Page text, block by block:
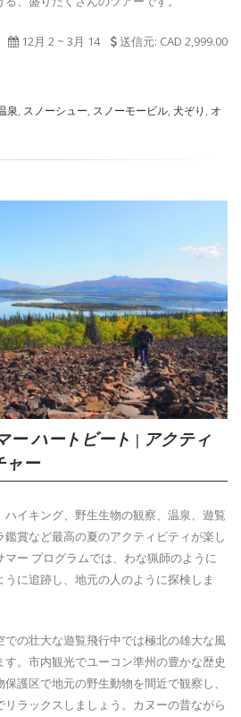
12月 2 ~ 3月 14 送信元: CAD 2,999.00
泉, スノーシュー, スノーモービル, 犬ぞり , オ
ー ハートビート | アクティ
ャー
イキング、野生生物の観察、温泉、遊覧
賞など最高の夏のアクティビティが楽し
ー プログラムでは、わな猟師のように
に追跡し、地元の人のように探検しま
の壮大な遊覧飛行中では極北の雄大な風
。市内観光でユーコン準州の豊かな歴史
護区で地元の野生動物を間近で観察し、
ラックスしましょう。カヌーの昔ながら